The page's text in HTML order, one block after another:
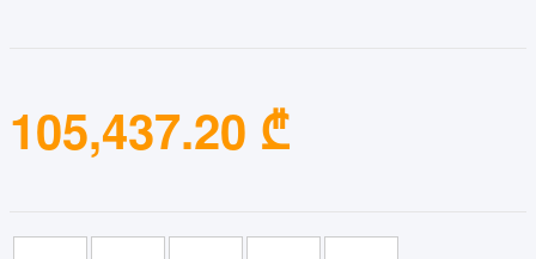
105,437.20 ₾